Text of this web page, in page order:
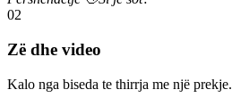
02
Zë dhe video
Kalo nga biseda te thirrja me një prekje.